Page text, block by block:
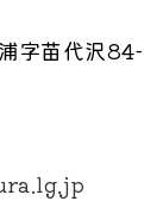
字苗代沢84-